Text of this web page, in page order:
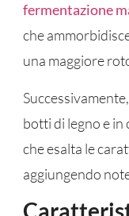
fermentazione
che
una maggiore
botti di legno e
che esalta le
aggiungendo